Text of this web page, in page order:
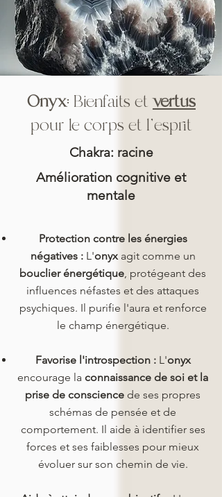
Onyx: Bienfaits etvertus
pour le corps et l'esprit
Chakra: racine
Amélioration cognitive et
mentale
Protection contre les énergies
négatives :L'onyxagit comme un
bouclier énergétique , protégeant des
influences néfastes et des attaques
psychiques. Il purifie l'aura et renforce
le champ énergétique.
Favorise l'introspection :L'onyx
encourage la connaissance de soi et la
prise de conscience de ses propres
schémas de pensée et de
comportement. Il aide à identifier ses
forces et ses faiblesses pour mieux
évoluer sur son chemin de vie.